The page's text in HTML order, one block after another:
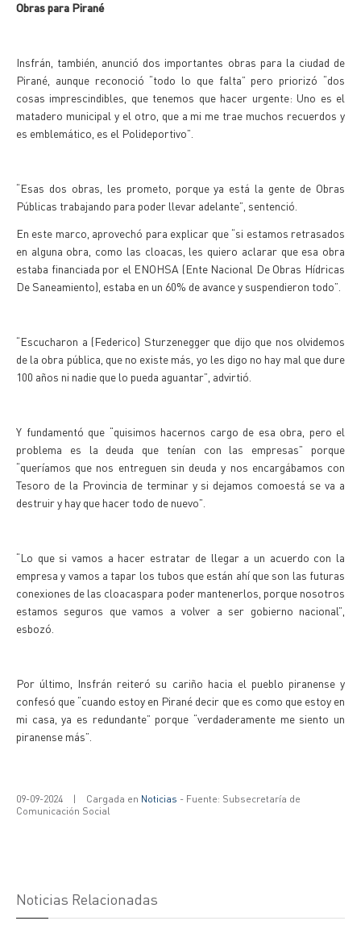
Obras para Pirané
Insfrán, también, anunció dos importantes obras para la ciudad de
Pirané, aunque reconoció “todo lo que falta” pero priorizó “dos
cosas imprescindibles, que tenemos que hacer urgente: Uno es el
matadero municipal y el otro, que a mi me trae muchos recuerdos y
es emblemático, es el Polideportivo”.
“Esas dos obras, les prometo, porque ya está la gente de Obras
Públicas trabajando para poder llevar adelante”, sentenció.
En este marco, aprovechó para explicar que “si estamos retrasados
en alguna obra, como las cloacas, les quiero aclarar que esa obra
estaba financiada por el ENOHSA (Ente Nacional De Obras Hídricas
De Saneamiento), estaba en un 60% de avance y suspendieron todo”.
“Escucharon a (Federico) Sturzenegger que dijo que nos olvidemos
de la obra pública, que no existe más, yo les digo no hay mal que dure
100 años ni nadie que lo pueda aguantar”, advirtió.
Y fundamentó que “quisimos hacernos cargo de esa obra, pero el
problema es la deuda que tenían con las empresas” porque
“queríamos que nos entreguen sin deuda y nos encargábamos con
Tesoro de la Provincia de terminar y si dejamos comoestá se va a
destruir y hay que hacer todo de nuevo”.
“Lo que si vamos a hacer estratar de llegar a un acuerdo con la
empresa y vamos a tapar los tubos que están ahí que son las futuras
conexiones de las cloacaspara poder mantenerlos, porque nosotros
estamos seguros que vamos a volver a ser gobierno nacional”,
esbozó.
Por último, Insfrán reiteró su cariño hacia el pueblo piranense y
confesó que “cuando estoy en Pirané decir que es como que estoy en
mi casa, ya es redundante” porque “verdaderamente me siento un
piranense más”.
09-09-2024 | Cargada en Noticias - Fuente: Subsecretaría de
Comunicación Social
Noticias Relacionadas